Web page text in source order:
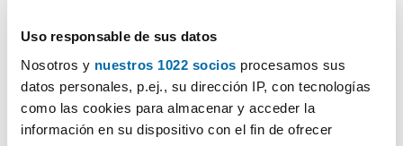
Uso responsable de sus datos
Nosotros y nuestros 1022 socios procesamos sus
datos personales, p.ej., su dirección IP, con tecnologías
como las cookies para almacenar y acceder la
información en su dispositivo con el fin de ofrecer